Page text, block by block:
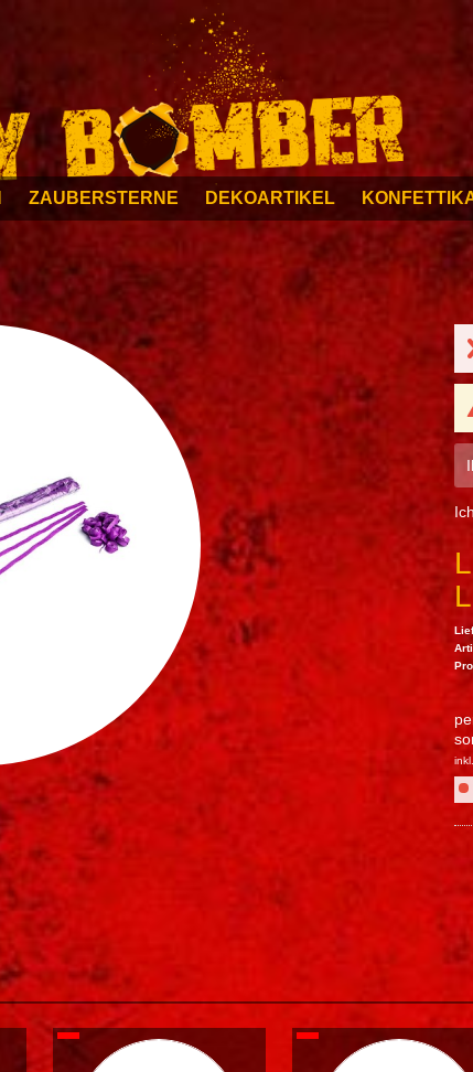
ZAUBERSTERNE DEKOARTIKEL